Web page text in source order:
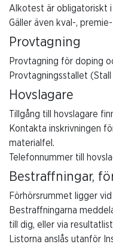
Alkotest är obligatoriskt i
Gäller även kval-,
Provtagning
Provtagning för doping
Provtagningsstallet (Stall
Hovslagare
Tillgång till hovslagare
Kontakta inskrivningen
materialfel.
Telefonnummer till
Bestraffningar,
Förhörsrummet ligger
Bestraffningarna
till dig, eller via
Listorna anslås utanför